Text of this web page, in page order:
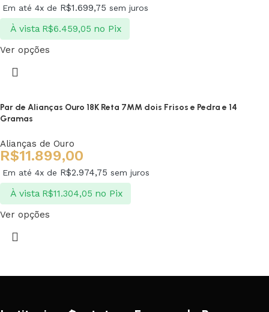
Em até 4x de R$1.699,75 sem juros
À vista R$6.459,05 no Pix
Ver opções
Par de Alianças Ouro 18K Reta 7MM dois Frisos e Pedra e 14
Gramas
Alianças de Ouro
R$11.899,00
Em até 4x de R$2.974,75 sem juros
À vista R$11.304,05 no Pix
Ver opções